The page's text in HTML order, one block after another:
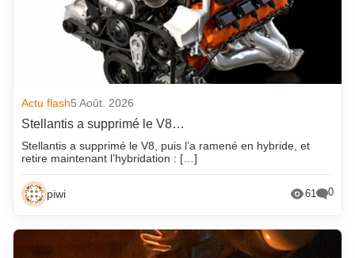
Actu flash5 Août. 2026
Stellantis a supprimé le V8…
Stellantis a supprimé le V8, puis l’a ramené en hybride, et
retire maintenant l’hybridation : […]
piwi 61 0